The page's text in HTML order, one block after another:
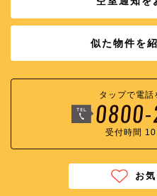
似た物件を
お
タップで電話
受付時間